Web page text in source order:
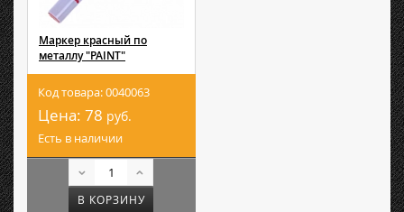
Маркер красный по
металлу "PAINT"
Код товара: 0040063
Цена: 78 руб.
Есть в наличии
В КОРЗИНУ